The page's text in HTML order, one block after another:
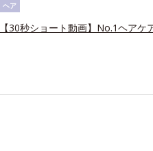
ヘア
【30秒ショート動画】No.1ヘア